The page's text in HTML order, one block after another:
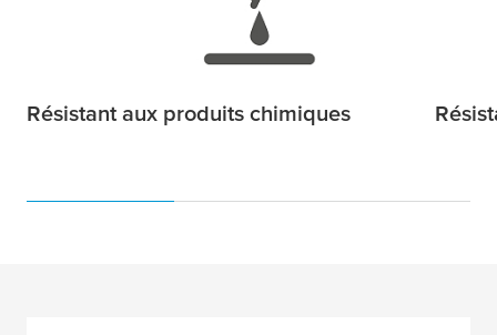
Résistant aux produits chimiques